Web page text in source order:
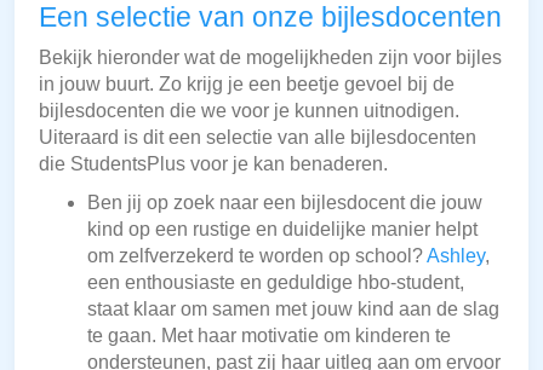
Een selectie van onze bijlesdocenten
Bekijk hieronder wat de mogelijkheden zijn voor bijles
in jouw buurt. Zo krijg je een beetje gevoel bij de
bijlesdocenten die we voor je kunnen uitnodigen.
Uiteraard is dit een selectie van alle bijlesdocenten
die StudentsPlus voor je kan benaderen.
Ben jij op zoek naar een bijlesdocent die jouw
kind op een rustige en duidelijke manier helpt
om zelfverzekerd te worden op school?Ashley,
een enthousiaste en geduldige hbo-student,
staat klaar om samen met jouw kind aan de slag
te gaan. Met haar motivatie om kinderen te
ondersteunen, past zij haar uitleg aan om ervoor